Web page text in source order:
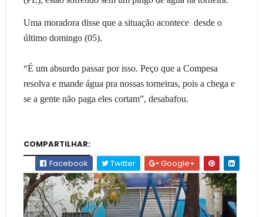
Uma moradora disse que a situação acontece desde o
último domingo (05).
“É um absurdo passar por isso. Peço que a Compesa
resolva e mande água pra nossas torneiras, pois a chega e
se a gente não paga eles cortam”, desabafou.
COMPARTILHAR:
Facebook
Twitter Google+